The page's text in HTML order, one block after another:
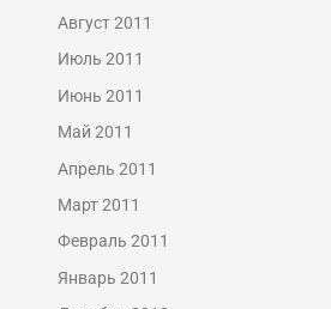
Август 2011
Июль 2011
Июнь 2011
Май 2011
Апрель 2011
Март 2011
Февраль 2011
Январь 2011